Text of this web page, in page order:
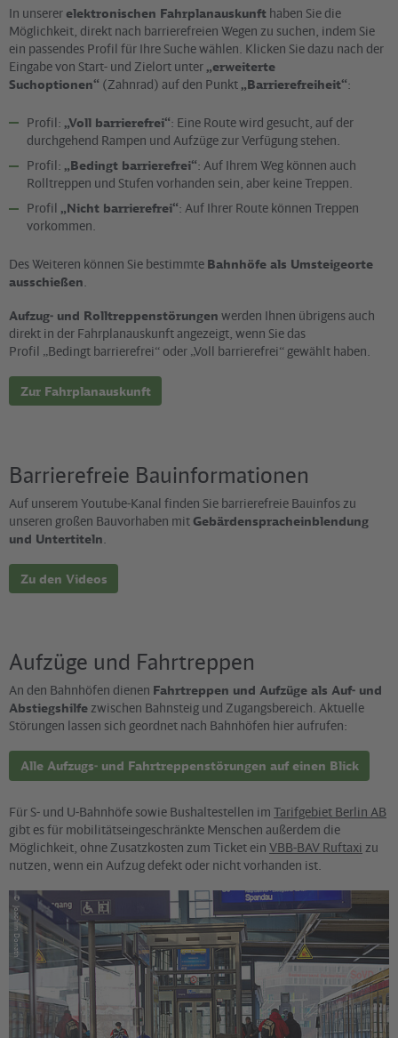
In unsererelektronischen Fahrplanauskunft haben Sie die
Möglichkeit, direkt nach barrierefreien Wegen zu suchen, indem Sie
ein passendes Profil für Ihre Suche wählen. Klicken Sie dazu nach der
Eingabe von Start- und Zielort unter „erweiterte
Suchoptionen“ (Zahnrad) auf den Punkt „Barrierefreiheit“:
Profil: „Voll barrierefrei“: Eine Route wird gesucht, auf der
durchgehend Rampen und Aufzüge zur Verfügung stehen.
Profil: „Bedingt barrierefrei“: Auf Ihrem Weg können auch
Rolltreppen und Stufen vorhanden sein, aber keine Treppen.
Profil „Nicht barrierefrei“: Auf Ihrer Route können Treppen
vorkommen.
Des Weiteren können Sie bestimmte Bahnhöfe als Umsteigeorte
ausschießen
Aufzug- und Rolltreppenstörungen werden Ihnen übrigens auch
direkt in der Fahrplanauskunft angezeigt, wenn Sie das
Profil „Bedingt barrierefrei“ oder „Voll barrierefrei“ gewählt haben.
Zur Fahrplanauskunft
Barrierefreie Bauinformationen
Auf unserem Youtube-Kanal finden Sie barrierefreie Bauinfos zu
unseren großen Bauvorhaben mitGebärdenspracheinblendung
und Untertiteln
Zu den Videos
Aufzüge und Fahrtreppen
An den Bahnhöfen dienen Fahrtreppen und Aufzüge als Auf- und
Abstiegshilfe zwischen Bahnsteig und Zugangsbereich. Aktuelle
Störungen lassen sich geordnet nach Bahnhöfen hier aufrufen:
Alle Aufzugs- und Fahrtreppenstörungen auf einen Blick
Für S- und U-Bahnhöfe sowie Bushaltestellen im Tarifgebiet Berlin AB
gibt es für mobilitätseingeschränkte Menschen außerdem die
Möglichkeit, ohne Zusatzkosten zum Ticket ein VBB-BAV Ruftaxi zu
nutzen, wenn ein Aufzug defekt oder nicht vorhanden ist.
©
Joachim Donath